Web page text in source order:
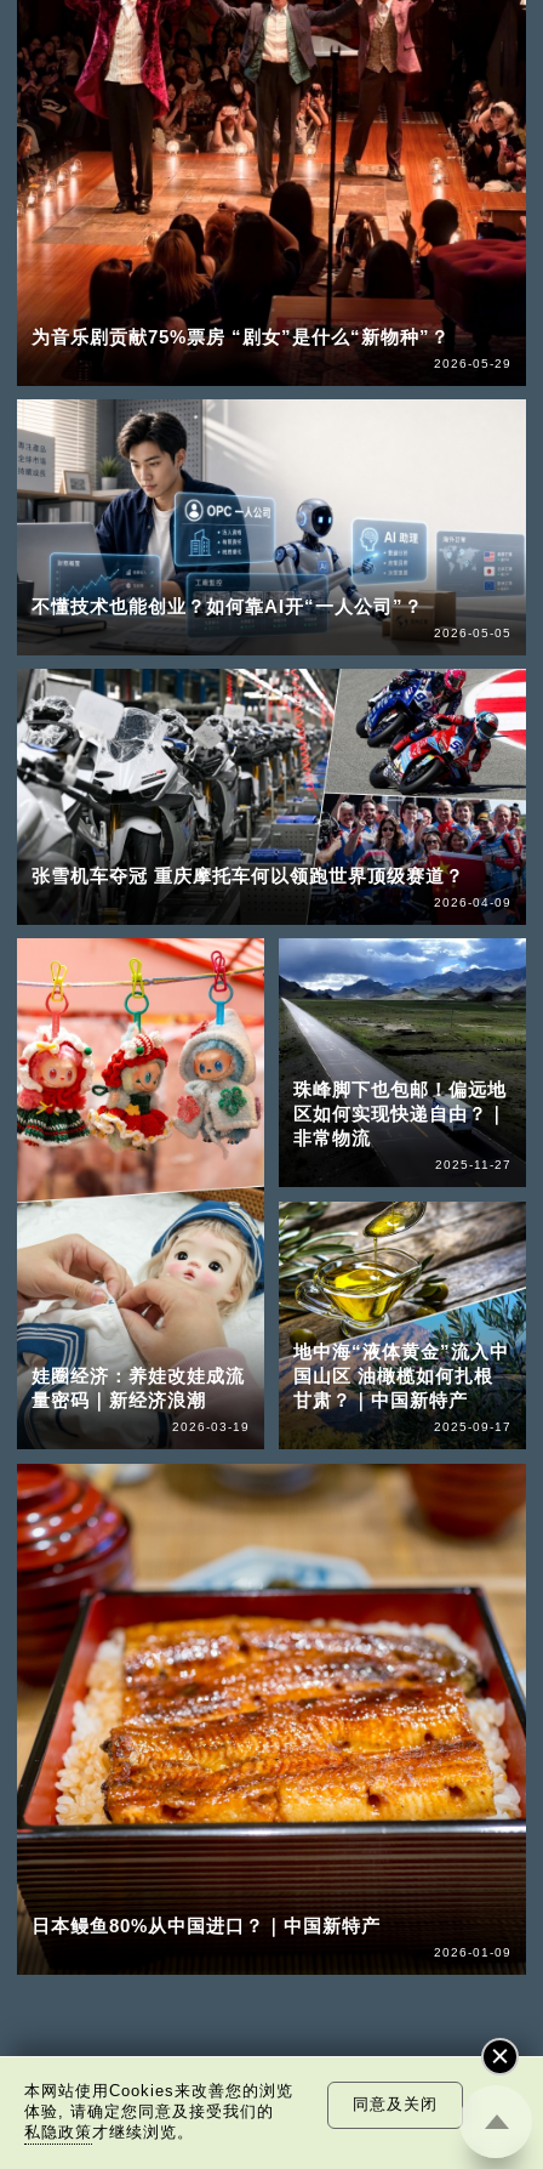
为音乐剧贡献75%票房 “剧女”是什么“新物种”？
2026-05-29
不懂技术也能创业？如何靠AI开“一人公司”？
2026-05-05
张雪机车夺冠 重庆摩托车何以领跑世界顶级赛道？
2026-04-09
娃圈经济：养娃改娃成流
量密码｜新经济浪潮
2026-03-19
日本鳗鱼80%从中国进口？｜中国新特产
2026-01-09
珠峰脚下也包邮！偏远地
区如何实现快递自由？｜
非常物流
2025-11-27
地中海“液体黄金”流入中
国山区 油橄榄如何扎根
甘肃？｜中国新特产
2025-09-17
本网站使用Cookies来改善您的浏览
体验, 请确定您同意及接受我们的
私隐政策才继续浏览。
同意及关闭